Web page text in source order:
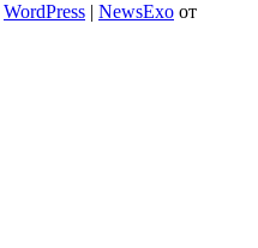
WordPress | NewsExo от